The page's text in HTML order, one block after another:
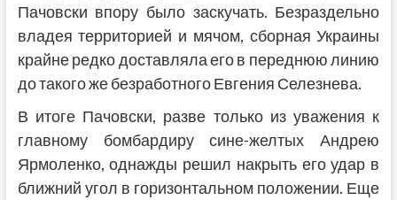
Пачовски впору было заскучать. Безраздельно
владея территорией и мячом, сборная Украины
крайне редко доставляла его в переднюю линию
до такого же безработного Евгения Селезнева.
В итоге Пачовски, разве только из уважения к
главному бомбардиру сине-желтых Андрею
Ярмоленко, однажды решил накрыть его удар в
ближний угол в горизонтальном положении. Еще